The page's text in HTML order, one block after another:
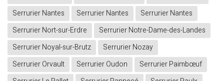
Serrurier Nantes
Serrurier Nantes
Serrurier Nantes
Serrurier Nort-sur-Erdre
Serrurier Notre-Dame-des-Landes
Serrurier Noyal-sur-Brutz
Serrurier Nozay
Serrurier Orvault
Serrurier Oudon
Serrurier Paimbœuf